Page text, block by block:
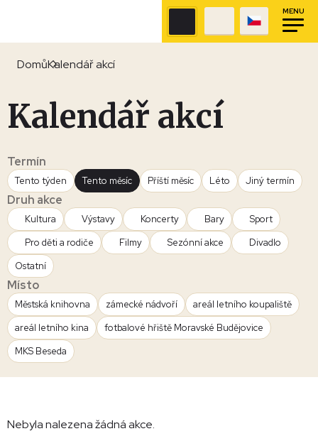
MENU
DomůKalendář akcí
Kalendář akcí
Termín
Tento týden Tento měsíc Příští měsíc Léto Jiný termín
Druh akce
Kultura Výstavy Koncerty Bary
Sport
Pro děti a rodiče
Filmy Sezónní akce
Divadlo
Ostatní
Místo
Městská knihovna zámecké nádvoří
areál letního koupaliště
areál letního kina
fotbalové hřiště Moravské Budějovice
MKS Beseda
Nebyla nalezena žádná akce.